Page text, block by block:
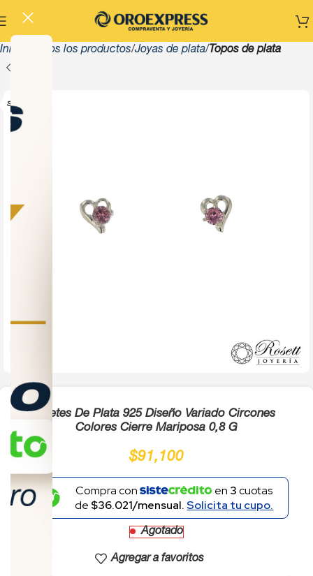
Inicio Todos los productos Joyas de plata Topos de plata
SOLD OUT
Aretes De Plata 925 Diseño Variado Circones
Colores Cierre Mariposa 0,8 G
$91,100
Compra con en 3cuotas
de $36.021/mensual.Solicita tu cupo.
Agotado
Agregar a favoritos